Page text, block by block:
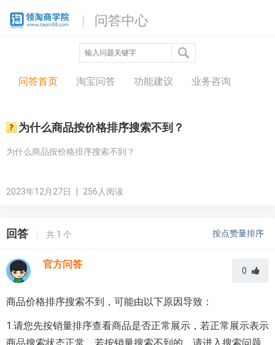
问答中心
问答首页 淘宝问答 功能建议 业务咨询
为什么商品按价格排序搜索不到？
为什么商品按价格排序搜索不到？
2023年12月27日 256人阅读
回答 | 共 1 个 按点赞量排序
官方问答
0
商品价格排序搜索不到，可能由以下原因导致：
1.请您先按销量排序查看商品是否正常展示，若正常展示表示